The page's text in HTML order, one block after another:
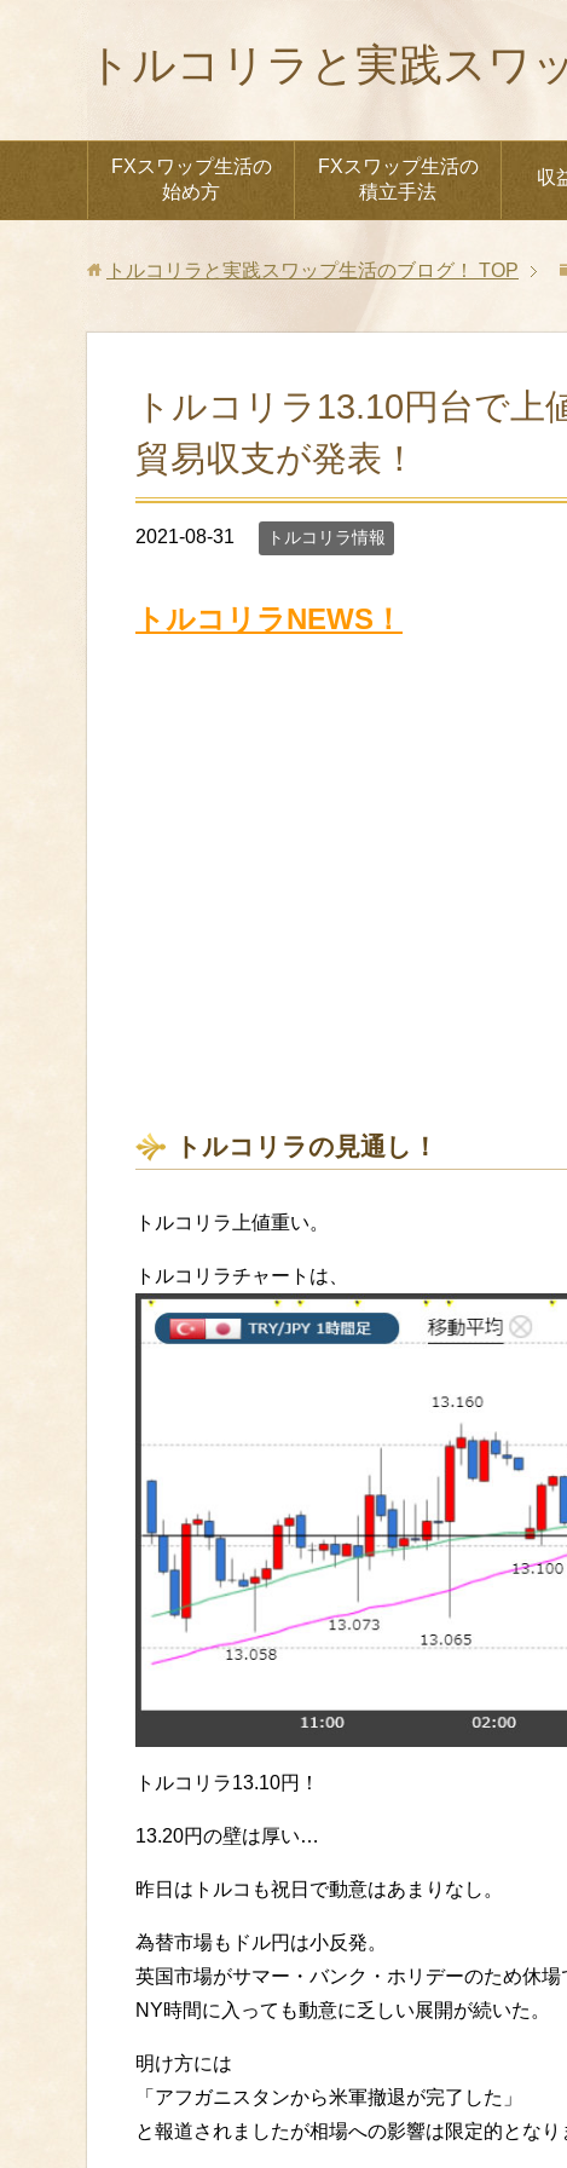
トルコリラと実践スワ
FXスワップ生活の
始め方
FXスワップ生活の
積立手法
収
トルコリラと実践スワップ生活のブログ！ TOP
トルコリラ13.10円台で上
貿易収支が発表！
2021-08-31 トルコリラ情報
トルコリラNEWS！
トルコリラの見通し！
トルコリラ上値重い。
トルコリラチャートは、
トルコリラ13.10円！
13.20円の壁は厚い…
昨日はトルコも祝日で動意はあまりなし。
為替市場もドル円は小反発。
英国市場がサマー・バンク・ホリデーのため休場
NY時間に入っても動意に乏しい展開が続いた。
明け方には
「アフガニスタンから米軍撤退が完了した」
と報道されましたが相場への影響は限定的となり